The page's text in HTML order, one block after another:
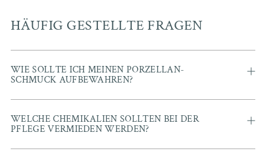
HÄUFIG GESTELLTE FRAGEN
WIE SOLLTE ICH MEINEN PORZELLAN-
SCHMUCK AUFBEWAHREN?
WELCHE CHEMIKALIEN SOLLTEN BEI DER
PFLEGE VERMIEDEN WERDEN?